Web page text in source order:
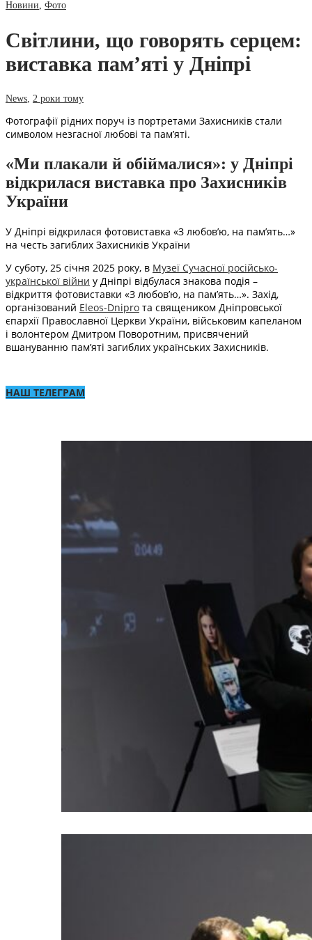
Новини Фото
Світлини, що говорять серцем:
виставка пам’яті у Дніпрі
News 2 роки тому
Фотографії рідних поруч із портретами Захисників стали
символом незгасної любові та пам’яті.
«Ми плакали й обіймалися»: у Дніпрі
відкрилася виставка про Захисників
України
У Дніпрі відкрилася фотовиставка «З любов’ю, на пам’ять…»
на честь загиблих Захисників України
У суботу, 25 січня 2025 року, в Музеї Сучасної російсько-
української війни у Дніпрі відбулася знакова подія –
відкриття фотовиставки «З любов’ю, на пам’ять…». Захід,
організований Eleos-Dnipro та священиком Дніпровської
єпархії Православної Церкви України, військовим капеланом
і волонтером Дмитром Поворотним, присвячений
вшануванню пам’яті загиблих українських Захисників.
НАШ ТЕЛЕГРАМ